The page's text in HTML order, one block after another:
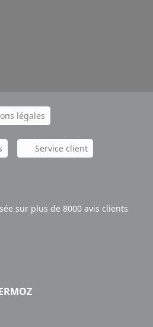
légales
Service client
sur plus de 8000 avis clients